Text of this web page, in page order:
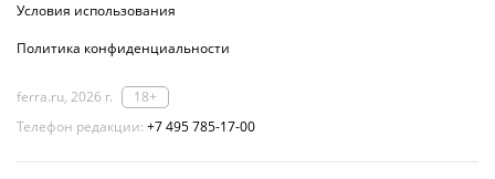
Условия использования
Политика конфиденциальности
ferra.ru, 2026 г.
18+
Телефон редакции: +7 495 785-17-00